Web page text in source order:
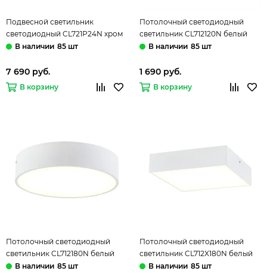
Подвесной светильник
светодиодный CL721P24N хром
Фауст Citilux 85 шт
7 690 руб.
В корзину
Потолочный светодиодный
светильник CL712120N белый
Тао Citilux
85 шт
1 690 руб.
В корзину
Потолочный светодиодный
светильник CL712180N белый
Тао Citilux
85 шт
Потолочный светодиодный
светильник CL712X180N белый
Тао Citilux
85 шт